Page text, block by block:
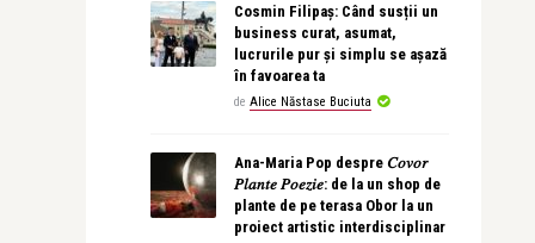
Cosmin Filipaș: Când susții un
business curat, asumat,
lucrurile pur și simplu se așază
în favoarea ta
de Alice Năstase Buciuta
Ana-Maria Pop despre 𝐶𝑜𝑣𝑜𝑟
𝑃𝑙𝑎𝑛𝑡𝑒 𝑃𝑜𝑒𝑧𝑖𝑒: de la un shop de
plante de pe terasa Obor la un
proiect artistic interdisciplinar